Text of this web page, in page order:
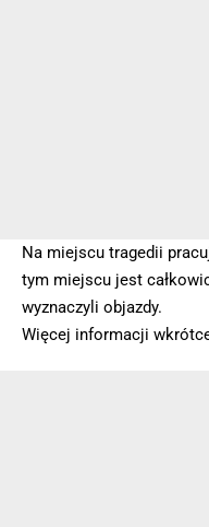
Na miejscu tragedii
tym miejscu jest
wyznaczyli objazdy.
Więcej informacji